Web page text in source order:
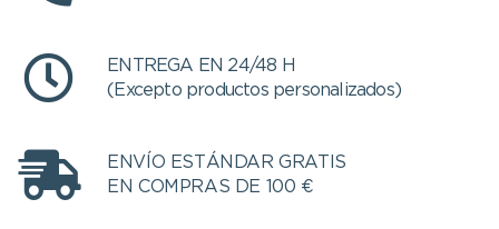
ENTREGA EN 24/48 H
(Excepto productos personalizados)
ENVÍO ESTÁNDAR GRATIS
EN COMPRAS DE 100 €